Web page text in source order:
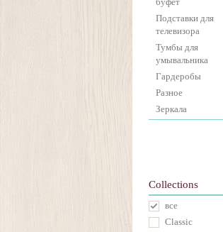
Подставки для
телевизора
Тумбы для
умывальника
Гардеробы
Разное
Зеркала
Collections
все
Classic